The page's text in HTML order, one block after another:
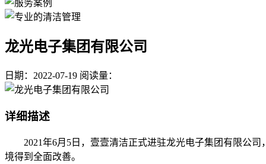
龙光电子集团有限公司
日期：2022-07-19 阅读量：
详细描述
2021年6月5日，壹壹清洁正式进驻龙光电子集团有限公司
境得到全面改善。